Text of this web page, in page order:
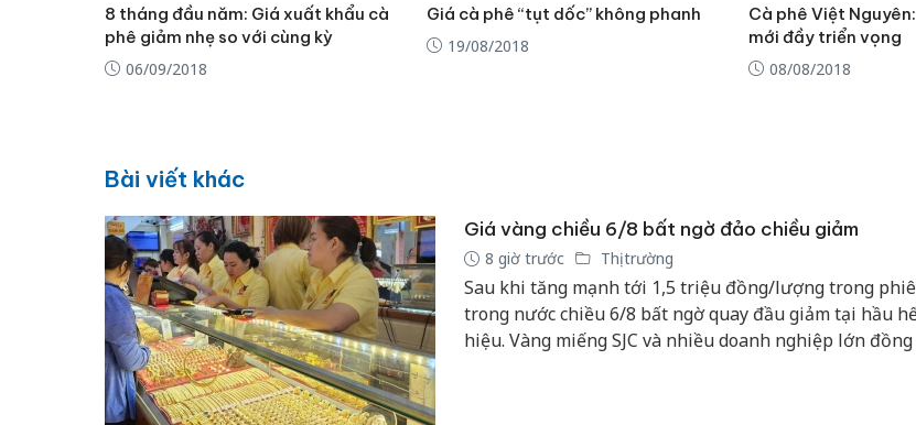
8 tháng đầu năm: Giá xuất khẩu cà
phê giảm nhẹ so với cùng kỳ
06/09/2018
Giá cà phê “tụt dốc” không phanh
19/08/2018
Cà phê Việt
mới đầy triển vọng
08/08/2018
Bài viết khác
Giá vàng chiều 6/8 bất ngờ đảo chiều giảm
8 giờ trước Thị trường
Sau khi tăng mạnh tới 1,5 triệu đồng/lượng trong
trong nước chiều 6/8 bất ngờ quay đầu giảm tại hầu
hiệu. Vàng miếng SJC và nhiều doanh nghiệp lớn